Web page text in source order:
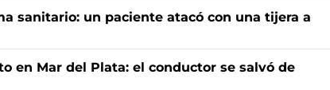
sanitario: un paciente atacó con una tijera a
en Mar del Plata: el conductor se salvó de